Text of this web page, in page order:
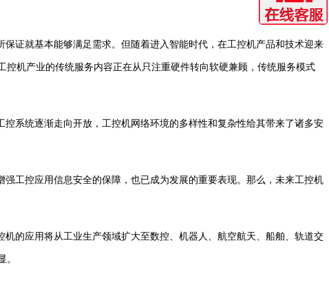
证就基本能够满足需求。但随着进入智能时代，在工控机产品和技术迎来
机产业的传统服务内容正在从只注重硬件转向软硬兼顾，传统服务模式
系统逐渐走向开放，工控机网络环境的多样性和复杂性给其带来了诸多安
工控应用信息安全的保障，也已成为发展的重要表现。那么，未来工控机
的应用将从工业生产领域扩大至数控、机器人、航空航天、船舶、轨道交
。